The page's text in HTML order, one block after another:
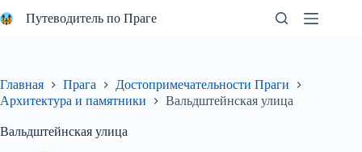
к
Путеводитель по Праге
Главная Прага
Достопримечательности Праги
Архитектура и памятники
Вальдштейнская улица
Вальдштейнская улица